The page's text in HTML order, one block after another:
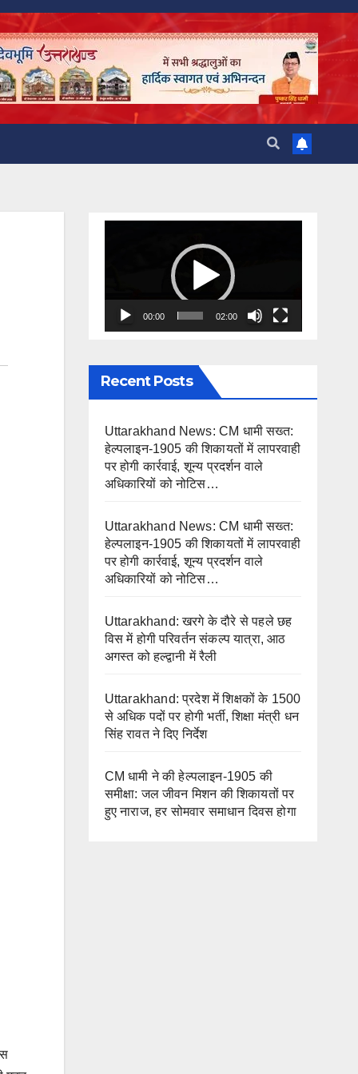
00:00 02:00
Recent Posts
Uttarakhand News: CM धामी सख्त:
हेल्पलाइन-1905 की शिकायतों में लापरवाही
पर होगी कार्रवाई, शून्य प्रदर्शन वाले
अधिकारियों को नोटिस…
Uttarakhand News: CM धामी सख्त:
हेल्पलाइन-1905 की शिकायतों में लापरवाही
पर होगी कार्रवाई, शून्य प्रदर्शन वाले
अधिकारियों को नोटिस…
Uttarakhand: खरगे के दौरे से पहले छह
विस में होगी परिवर्तन संकल्प यात्रा, आठ
अगस्त को हल्द्वानी में रैली
Uttarakhand: प्रदेश में शिक्षकों के 1500
से अधिक पदों पर होगी भर्ती, शिक्षा मंत्री धन
सिंह रावत ने दिए निर्देश
CM धामी ने की हेल्पलाइन-1905 की
समीक्षा: जल जीवन मिशन की शिकायतों पर
हुए नाराज, हर सोमवार समाधान दिवस होगा